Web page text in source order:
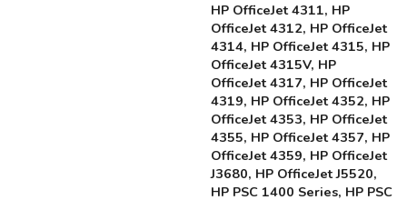
HP OfficeJet 4311, HP
OfficeJet 4312, HP OfficeJet
4314, HP OfficeJet 4315, HP
OfficeJet 4315V, HP
OfficeJet 4317, HP OfficeJet
4319, HP OfficeJet 4352, HP
OfficeJet 4353, HP OfficeJet
4355, HP OfficeJet 4357, HP
OfficeJet 4359, HP OfficeJet
J3680, HP OfficeJet J5520,
HP PSC 1400 Series, HP PSC